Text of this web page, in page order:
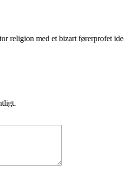
religion med et bizart førerprofet